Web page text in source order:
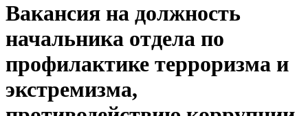
Вакансия на должность
начальника отдела по
профилактике терроризма и
экстремизма,